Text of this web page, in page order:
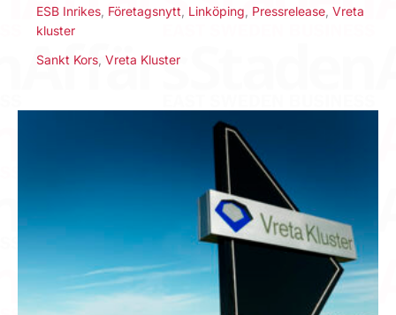
ESB Inrikes Företagsnytt Linköping Pressrelease Vreta
kluster
Sankt Kors Vreta Kluster